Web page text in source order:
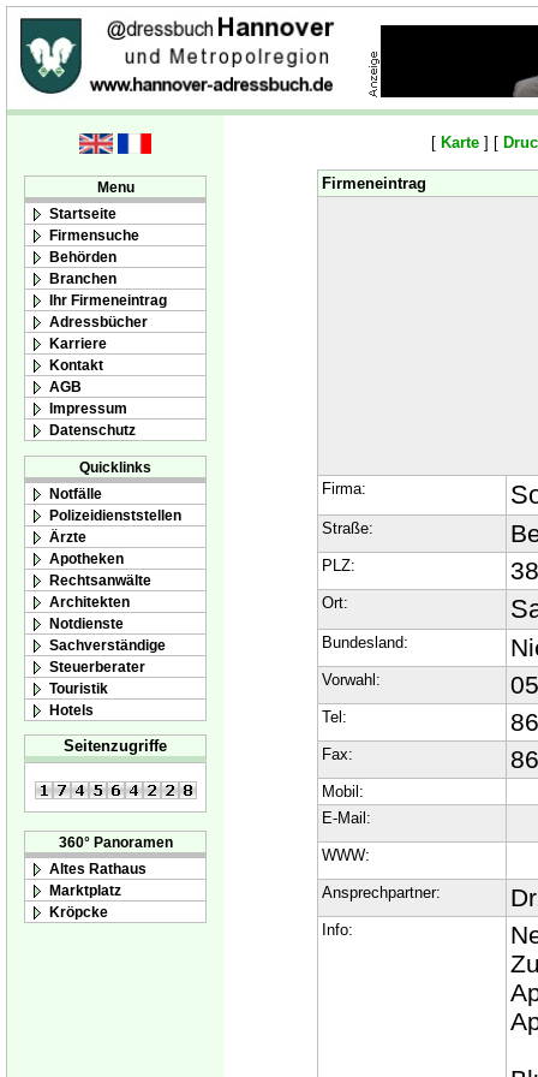
Menu
Startseite
Firmensuche
Behörden
Branchen
Ihr Firmeneintrag
Adressbücher
Karriere
Kontakt
AGB
Impressum
Datenschutz
Quicklinks
Notfälle
Polizeidienststellen
Ärzte
Apotheken
Rechtsanwälte
Architekten
Notdienste
Sachverständige
Steuerberater
Touristik
Hotels
Seitenzugriffe
360° Panoramen
Altes Rathaus
Marktplatz
Kröpcke
[ Karte ] [
Firmeneintrag
Firma:
Straße:
PLZ:
Ort:
Bundesland:
Vorwahl:
Tel:
Fax:
Mobil:
E-Mail:
WWW:
Ansprechpartner:
Info: